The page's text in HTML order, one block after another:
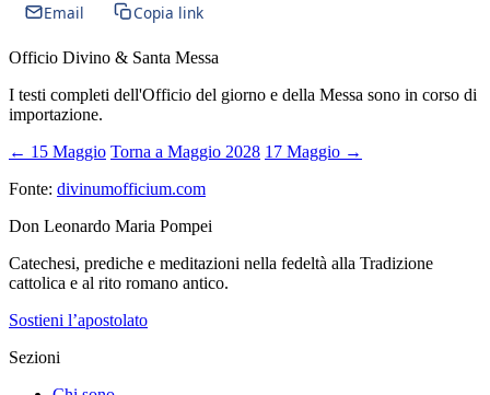
Email
Copia link
Officio Divino & Santa Messa
I testi completi dell'Officio del giorno e della Messa sono in corso di
importazione.
← 15 Maggio Torna a Maggio 2028 17 Maggio →
Fonte: divinumofficium.com
Don Leonardo Maria Pompei
Catechesi, prediche e meditazioni nella fedeltà alla Tradizione
cattolica e al rito romano antico.
Sostieni l’apostolato
Sezioni